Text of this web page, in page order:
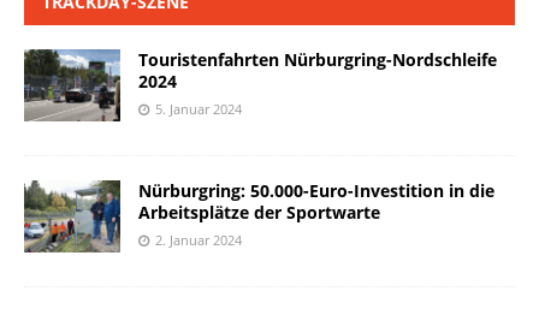
Touristenfahrten Nürburgring-Nordschleife
2024
5. Januar 2024
Nürburgring: 50.000-Euro-Investition in die
Arbeitsplätze der Sportwarte
2. Januar 2024